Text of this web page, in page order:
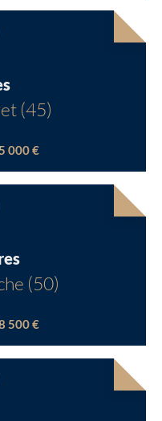
(45)
000 €
(50)
500 €